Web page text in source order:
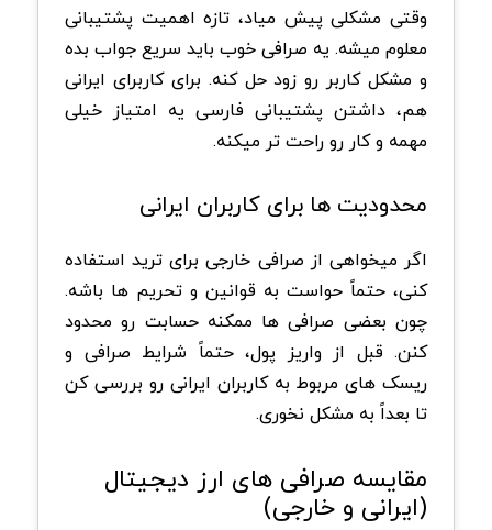
وقتی مشکلی پیش میاد، تازه اهمیت پشتیبانی
معلوم میشه. یه صرافی خوب باید سریع جواب بده
و مشکل کاربر رو زود حل کنه. برای کاربرای ایرانی
هم، داشتن پشتیبانی فارسی یه امتیاز خیلی
مهمه و کار رو راحت تر میکنه.
محدودیت ها برای کاربران ایرانی
اگر میخواهی از صرافی خارجی برای ترید استفاده
کنی، حتماً حواست به قوانین و تحریم ها باشه.
چون بعضی صرافی ها ممکنه حسابت رو محدود
کنن. قبل از واریز پول، حتماً شرایط صرافی و
ریسک های مربوط به کاربران ایرانی رو بررسی کن
تا بعداً به مشکل نخوری.
مقایسه صرافی های ارز دیجیتال
(ایرانی و خارجی)